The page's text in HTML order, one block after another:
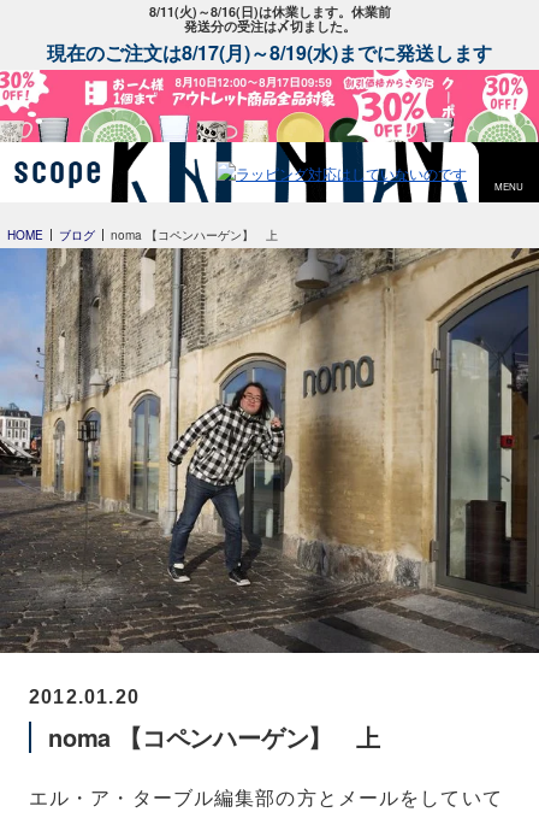
8/11(火)～8/16(日)は休業します。休業前
発送分の受注は〆切ました。
現在のご注文は8/17(月)～8/19(水)までに発送します
MENU
HOME ブログ noma 【コペンハーゲン】 上
2012.01.20
noma 【コペンハーゲン】 上
エル・ア・ターブル編集部の方とメールをしていて